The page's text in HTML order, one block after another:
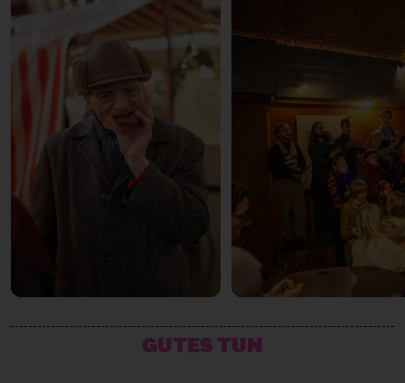
GUTES TUN